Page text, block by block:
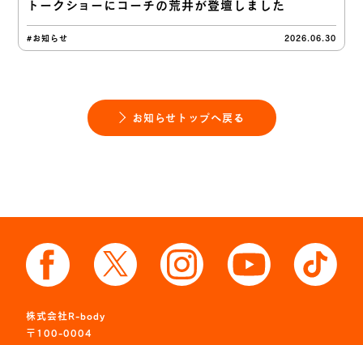
トークショーにコーチの荒井が登壇しました
#お知らせ 2026.06.30
お知らせトップへ戻る
株式会社R-body
〒100-0004